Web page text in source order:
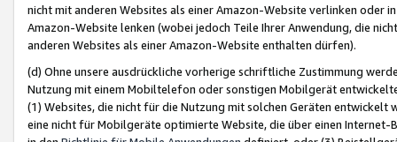
nicht mit anderen Websites als einer Amazon-Website verlinken oder
Amazon-Website lenken (wobei jedoch Teile Ihrer Anwendung, die
anderen Websites als einer Amazon-Website enthalten dürfen).
(d) Ohne unsere ausdrückliche vorherige schriftliche Zustimmung
Nutzung mit einem Mobiltelefon oder sonstigen Mobilgerät
(1) Websites, die nicht für die Nutzung mit solchen Geräten
eine nicht für Mobilgeräte optimierte Website, die über einen